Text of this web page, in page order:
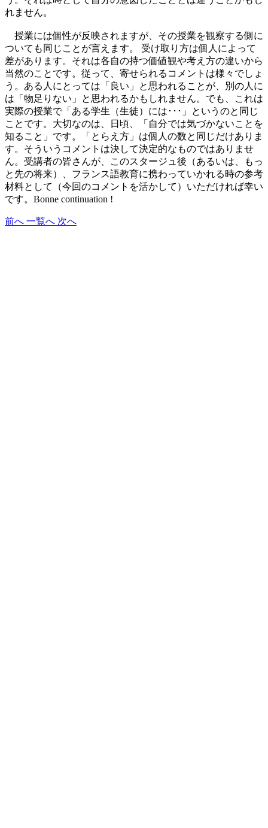
れません。
授業には個性が反映されますが、その授業を観察する側に
ついても同じことが言えます。 受け取り方は個人によって
差があります。それは各自の持つ価値観や考え方の違いから
当然のことです。従って、寄せられるコメントは様々でしょ
う。ある人にとっては「良い」と思われることが、別の人に
は「物足りない」と思われるかもしれません。でも、これは
実際の授業で「ある学生（生徒）には･･･」というのと同じ
ことです。大切なのは、日頃、「自分では気づかないことを
知ること」です。「とらえ方」は個人の数と同じだけありま
す。そういうコメントは決して決定的なものではありませ
ん。受講者の皆さんが、このスタージュ後（あるいは、もっ
と先の将来）、フランス語教育に携わっていかれる時の参考
材料として（今回のコメントを活かして）いただければ幸い
です。Bonne continuation !
前へ 一覧へ 次へ